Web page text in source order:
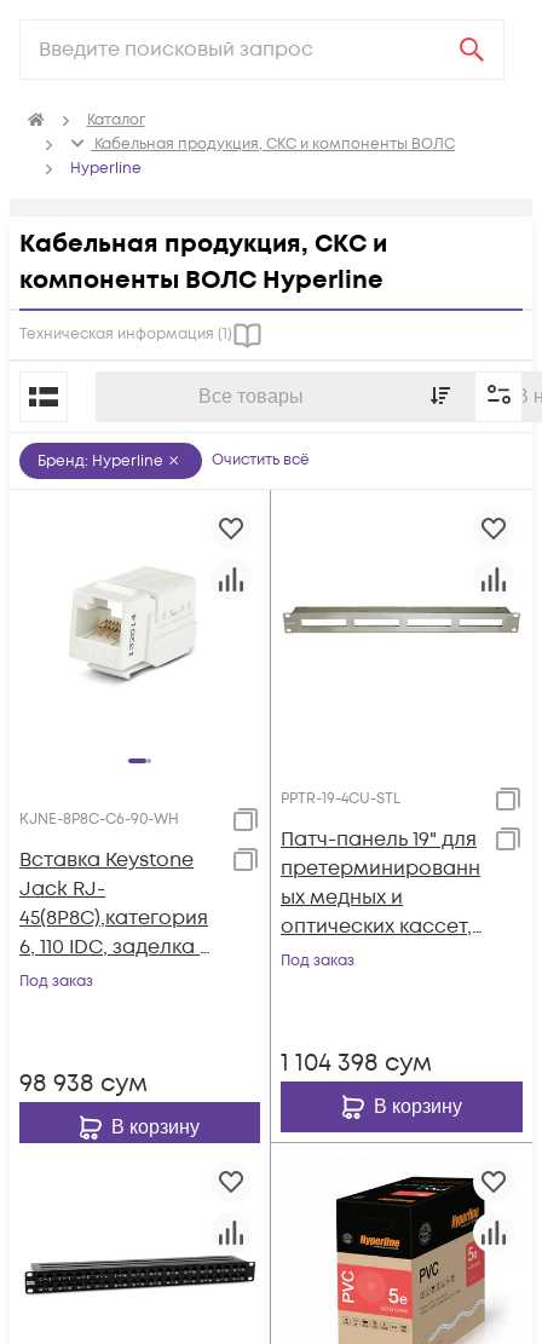
Каталог
Кабельная продукция, СКС и компоненты ВОЛС
Hyperline
Кабельная продукция, СКС и
компоненты ВОЛС Hyperline
Техническая информация (1)
Все товары В
По популярности
Бренд: Hyperline Очистить всё
KJNE-8P8C-C6-90-WH
Вставка Keystone
Jack RJ-
45(8P8C),категория
6, 110 IDC, заделка с
помощью NE-TOOL,
Под заказ
98 938 сум
В корзину
PPTR-19-4CU-STL
Патч-панель 19" для
претерминированн
ых медных и
оптических кассет,
4 слота под
Под заказ
1 104 398 сум
В корзину